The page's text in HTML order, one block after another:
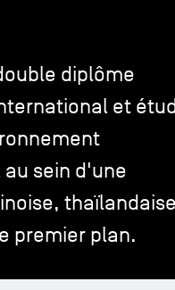
Programme
diplôme
et
sein d'une
premier plan.